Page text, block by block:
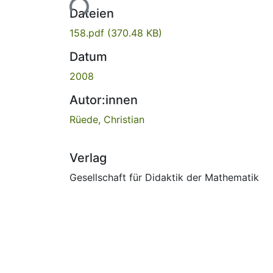
Lade...
Dateien
158.pdf (370.48 KB)
Datum
2008
Autor:innen
Rüede, Christian
Verlag
Gesellschaft für Didaktik der Mathematik